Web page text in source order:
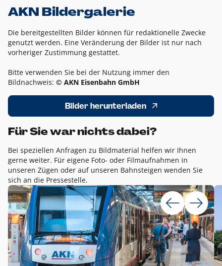
AKN Bildergalerie
Die bereitgestellten Bilder können für redaktionelle Zwecke
genutzt werden. Eine Veränderung der Bilder ist nur nach
vorheriger Zustimmung gestattet.
Bitte verwenden Sie bei der Nutzung immer den
Bildnachweis: © AKN Eisenbahn GmbH
Bilder herunterladen
Für Sie war nichts dabei?
Bei speziellen Anfragen zu Bildmaterial helfen wir Ihnen
gerne weiter. Für eigene Foto- oder Filmaufnahmen in
unseren Zügen oder auf unseren Bahnsteigen wenden Sie
sich an die Pressestelle.